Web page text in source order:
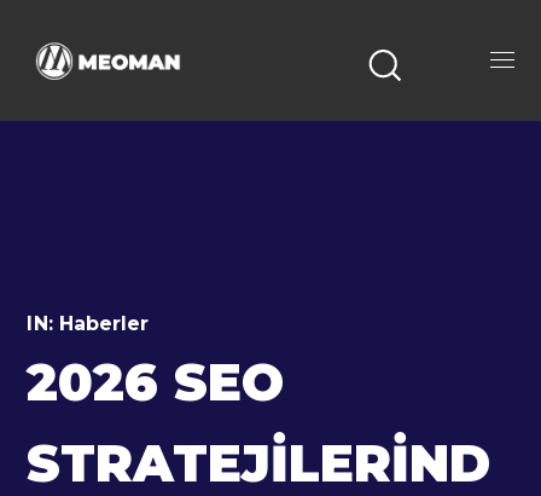
IN: Haberler
2026 SEO
STRATEJILERIND